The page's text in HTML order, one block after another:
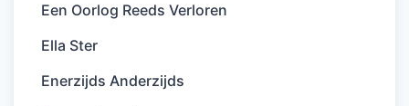
Een Oorlog Reeds Verloren
Ella Ster
Enerzijds Anderzijds